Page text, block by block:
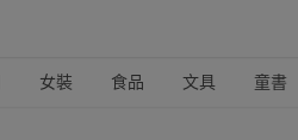
女裝 食品 文具 童書